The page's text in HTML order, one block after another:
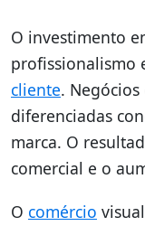
O investimento
profissionalismo
cliente.
diferenciadas
marca. O
comercial e o
O comércio